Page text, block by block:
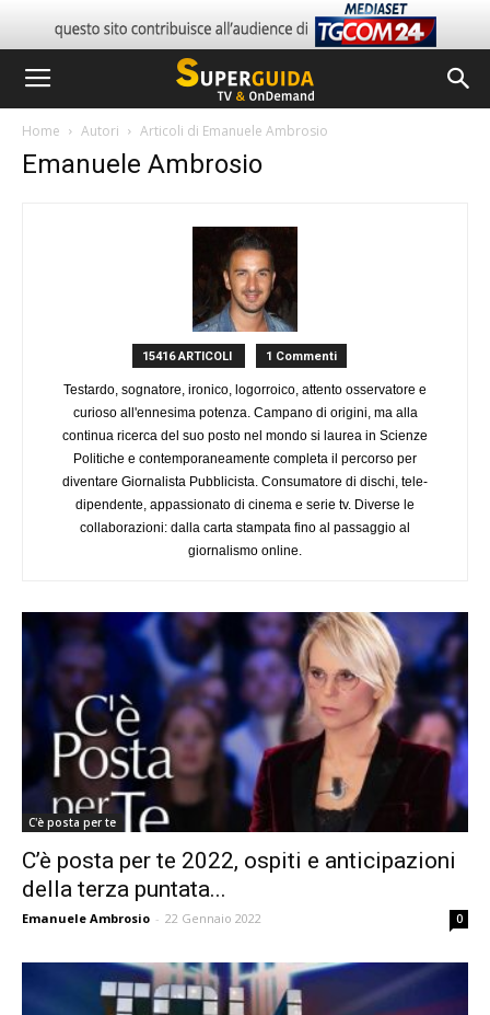
Home Autori Articoli di Emanuele Ambrosio
Emanuele Ambrosio
15416 ARTICOLI 1 Commenti
Testardo, sognatore, ironico, logorroico, attento osservatore e
curioso all'ennesima potenza. Campano di origini, ma alla
continua ricerca del suo posto nel mondo si laurea in Scienze
Politiche e contemporaneamente completa il percorso per
diventare Giornalista Pubblicista. Consumatore di dischi, tele-
dipendente, appassionato di cinema e serie tv. Diverse le
collaborazioni: dalla carta stampata fino al passaggio al
giornalismo online.
C'è posta per te
C’è posta per te 2022, ospiti e anticipazioni
della terza puntata...
Emanuele Ambrosio - 22 Gennaio 2022 0